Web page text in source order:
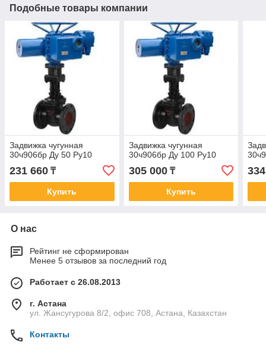
Подобные товары компании
Задвижка чугунная
30ч906бр Ду 50 Ру10
231 660 ₸
Купить
Задвижка чугунная
30ч906бр Ду 100 Ру10
305 000₸
Купить
О нас
Рейтинг не сформирован
Менее 5 отзывов за последний год
Работает с 26.08.2013
г. Астана
ул. Жансугурова 8/2, офис 708, Астана, Казахстан
Контакты